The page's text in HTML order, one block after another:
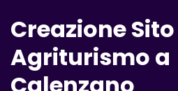
Creazione
Agriturismo a